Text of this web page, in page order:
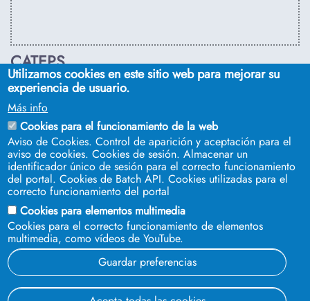
CATEPS
C/ Euclides, s/n. Sevilla 41092. Tel.: 955 42 03 53
secdireps@us.es
SÍGUENOS EN
© 2023 Universidad de Sevilla
Utilizamos cookies en este sitio web para mejorar su
experiencia de usuario.
Más info
Cookies para el funcionamiento de la web
Aviso de Cookies. Control de aparición y aceptación para el
aviso de cookies. Cookies de sesión. Almacenar un
identificador único de sesión para el correcto funcionamiento
del portal. Cookies de Batch API. Cookies utilizadas para el
correcto funcionamiento del portal
Cookies para elementos multimedia
Cookies para el correcto funcionamiento de elementos
multimedia, como vídeos de YouTube.
Guardar preferencias